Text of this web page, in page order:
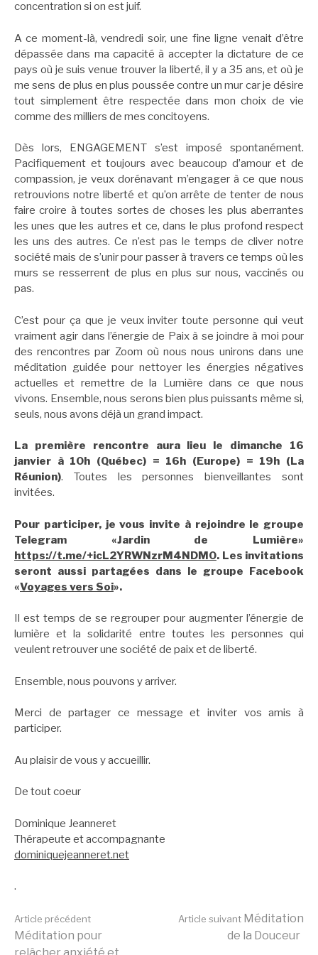
concentration si on est juif.
A ce moment-là, vendredi soir, une fine ligne venait d’être
dépassée dans ma capacité à accepter la dictature de ce
pays où je suis venue trouver la liberté, il y a 35 ans, et où je
me sens de plus en plus poussée contre un mur car je désire
tout simplement être respectée dans mon choix de vie
comme des milliers de mes concitoyens.
Dès lors, ENGAGEMENT s’est imposé spontanément.
Pacifiquement et toujours avec beaucoup d’amour et de
compassion, je veux dorénavant m’engager à ce que nous
retrouvions notre liberté et qu’on arrête de tenter de nous
faire croire à toutes sortes de choses les plus aberrantes
les unes que les autres et ce, dans le plus profond respect
les uns des autres. Ce n’est pas le temps de cliver notre
société mais de s’unir pour passer à travers ce temps où les
murs se resserrent de plus en plus sur nous, vaccinés ou
pas.
C’est pour ça que je veux inviter toute personne qui veut
vraiment agir dans l’énergie de Paix à se joindre à moi pour
des rencontres par Zoom où nous nous unirons dans une
méditation guidée pour nettoyer les énergies négatives
actuelles et remettre de la Lumière dans ce que nous
vivons. Ensemble, nous serons bien plus puissants même si,
seuls, nous avons déjà un grand impact.
La première rencontre aura lieu le dimanche 16
janvier à 10h (Québec) = 16h (Europe) = 19h (La
Réunion). Toutes les personnes bienveillantes sont
invitées.
Pour participer, je vous invite à rejoindre le groupe
Telegram «Jardin de Lumière»
https://t.me/+icL2YRWNzrM4NDM0. Les invitations
seront aussi partagées dans le groupe Facebook
«Voyages vers Soi».
Il est temps de se regrouper pour augmenter l’énergie de
lumière et la solidarité entre toutes les personnes qui
veulent retrouver une société de paix et de liberté.
Ensemble, nous pouvons y arriver.
Merci de partager ce message et inviter vos amis à
participer.
Au plaisir de vous y accueillir.
De tout coeur
Dominique Jeanneret
Thérapeute et accompagnante
dominiquejeanneret.net
.
Lire
Article précédent
Méditation pour
Article suivant Méditation
de la Douceur